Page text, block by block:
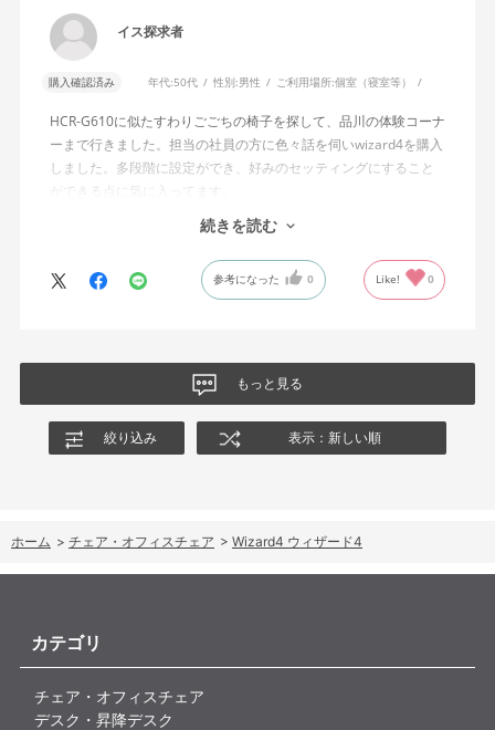
角度でもバランスをとりやすい反力特性に自動調整する機能」と
説明されています。しかし、この機能と、最弱設定でも背もたれ
説明を読んでも理解できませんでした。
問い合わせに対しては、「オートフィットシンクロロッキングの
反力特性を自動調整する機能が働いているため」「Wizard2とは機
構が異なるため、同じ挙動にはならない」との回答をいただきま
強度調整との関係や、最弱設定であっても大きな反力が残る理由
製品自体に不具合があるとは考えていませんが、少なくとも私の
ングの特性や体重による使用感の違いが、より分かりやすく案内
されることを期待します。
イス探求者
購入確認済み 年代:50代 性別:男性 ご利用場所:個室（寝室等）
HCR-G610に似たすわりごごちの椅子を探して、品川の体験コーナ
ーまで行きました。担当の社員の方に色々話を伺いwizard4を購入
しました。多段階に設定ができ、好みのセッティングにすること
ができる点に気に入ってます。
しいて言えば、座面がもう少し硬めが好みに近かったなと思いま
す。座面の硬さまで調節出来る機能が有れば完璧だと思います。
続きを読む
参考になった 0 Like! 0
もっと見る
絞り込み 表示：新しい順
ホーム > チェア・オフィスチェア > Wizard4 ウィザード4
カテゴリ
チェア・オフィスチェア
デスク・昇降デスク